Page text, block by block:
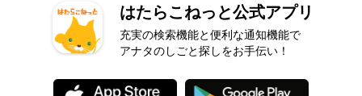
はたらこねっと公式アプリ
充実の検索機能と便利な通知機能で
アナタのしごと探しをお手伝い！